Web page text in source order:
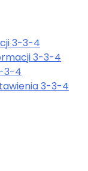
3-3-4
3-3-4
3-4
3-3-4